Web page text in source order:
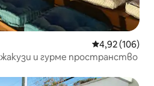
Средна
4,92 (106)
и гурме пространство